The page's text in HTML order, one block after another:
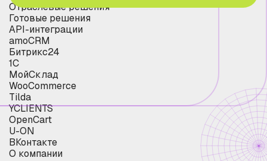
Отраслевые решения
Готовые решения
API-интеграции
amoCRM
Битрикс24
1С
МойСклад
WooCommerce
Tilda
YCLIENTS
OpenCart
U-ON
ВКонтакте
О компании